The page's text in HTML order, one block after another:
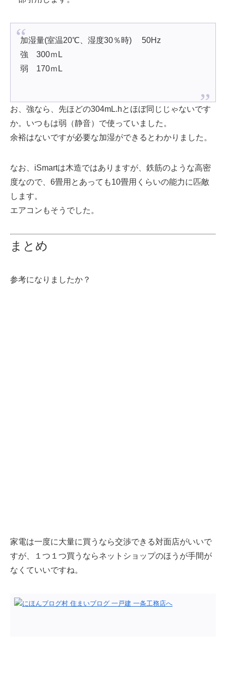
加湿量(室温20℃、湿度30％時) 50Hz
強 300ｍL
弱 170ｍL
お、強なら、先ほどの304mL.hとほぼ同じじゃないです
か。いつもは弱（静音）で使っていました。
余裕はないですが必要な加湿ができるとわかりました。
なお、iSmartは木造ではありますが、鉄筋のような高密
度なので、6畳用とあっても10畳用くらいの能力に匹敵
します。
エアコンもそうでした。
まとめ
参考になりましたか？
家電は一度に大量に買うなら交渉できる対面店がいいで
すが、１つ１つ買うならネットショップのほうが手間が
なくていいですね。